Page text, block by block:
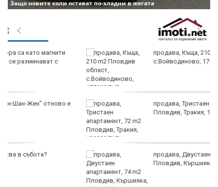
Защо новите коли остават по-хладни в жегата
продава, Къща, 210 m2 Пловдив област,
с.Войводиново, 175000 EUR
продава, Тристаен апартамент, 72 m2
Пловдив, Тракия, 130000 EUR
продава, Двустаен апартамент, 74 m2
Пловдив, Кършияка, 92999 EUR